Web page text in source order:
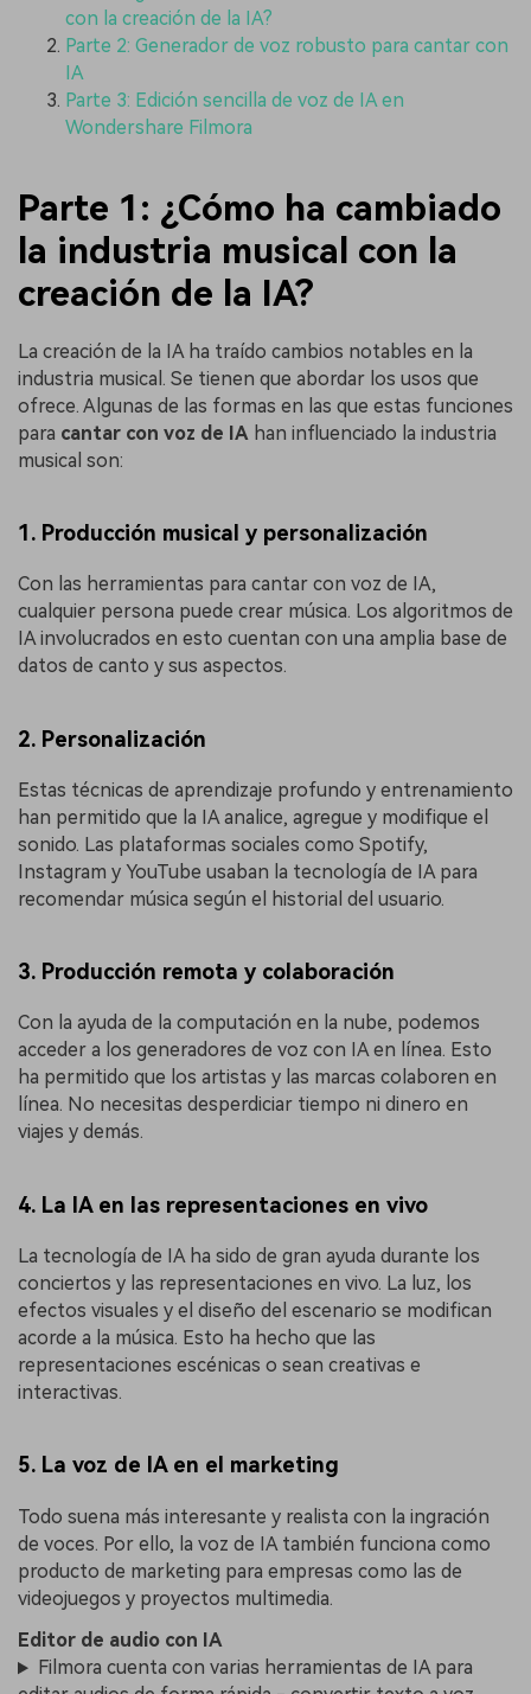
con la creación de la IA?
Parte 2: Generador de voz robusto para cantar con
IA
Parte 3: Edición sencilla de voz de IA en
Wondershare Filmora
Parte 1: ¿Cómo ha cambiado
la industria musical con la
creación de la IA?
La creación de la IA ha traído cambios notables en la
industria musical. Se tienen que abordar los usos que
ofrece. Algunas de las formas en las que estas funciones
para cantar con voz de IA han influenciado la industria
musical son:
1. Producción musical y personalización
Con las herramientas para cantar con voz de IA,
cualquier persona puede crear música. Los algoritmos de
IA involucrados en esto cuentan con una amplia base de
datos de canto y sus aspectos.
2. Personalización
Estas técnicas de aprendizaje profundo y entrenamiento
han permitido que la IA analice, agregue y modifique el
sonido. Las plataformas sociales como Spotify,
Instagram y YouTube usaban la tecnología de IA para
recomendar música según el historial del usuario.
3. Producción remota y colaboración
Con la ayuda de la computación en la nube, podemos
acceder a los generadores de voz con IA en línea. Esto
ha permitido que los artistas y las marcas colaboren en
línea. No necesitas desperdiciar tiempo ni dinero en
viajes y demás.
4. La IA en las representaciones en vivo
La tecnología de IA ha sido de gran ayuda durante los
conciertos y las representaciones en vivo. La luz, los
efectos visuales y el diseño del escenario se modifican
acorde a la música. Esto ha hecho que las
representaciones escénicas o sean creativas e
interactivas.
5. La voz de IA en el marketing
Todo suena más interesante y realista con la ingración
de voces. Por ello, la voz de IA también funciona como
producto de marketing para empresas como las de
videojuegos y proyectos multimedia.
Editor de audio con IA
Filmora cuenta con varias herramientas de IA para